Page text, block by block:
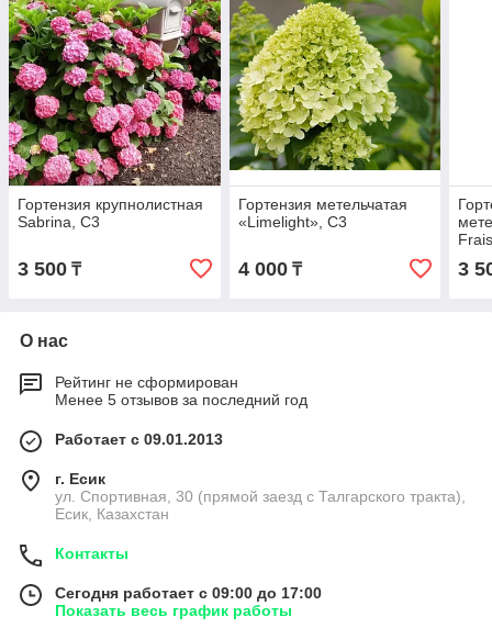
Гортензия крупнолистная
Sabrina, С3
3 500 ₸
Гортензия метельчатая
«Limelight», С3
4 000₸ 3
О нас
Рейтинг не сформирован
Менее 5 отзывов за последний год
Работает с 09.01.2013
г. Есик
ул. Спортивная, 30 (прямой заезд с Талгарского тракта),
Есик, Казахстан
Контакты
Сегодня работает с 09:00 до 17:00
Показать весь график работы